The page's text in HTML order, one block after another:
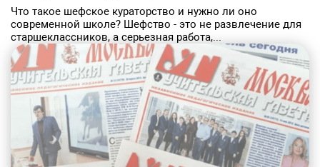
Что такое шефское кураторство и нужно ли оно
современной школе? Шефство - это не развлечение для
старшеклассников, а серьезная работа,...